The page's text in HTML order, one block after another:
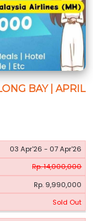
BAY | APRIL
03 Apr'26 - 07 Apr'26
Rp. 14,000,000
Rp. 9,990,000
Sold Out